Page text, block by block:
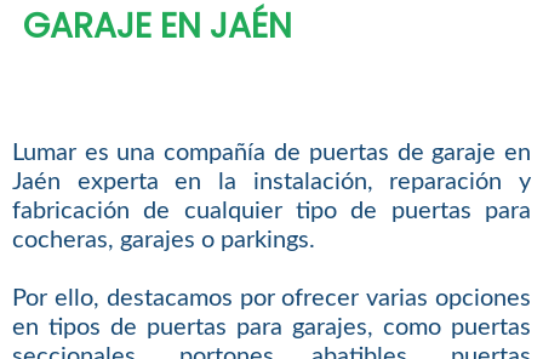
GARAJE EN JAÉN
Lumar es una compañía de puertas de garaje en
Jaén experta en la instalación, reparación y
fabricación de cualquier tipo de puertas para
cocheras, garajes o parkings.
Por ello, destacamos por ofrecer varias opciones
en tipos de puertas para garajes, como puertas